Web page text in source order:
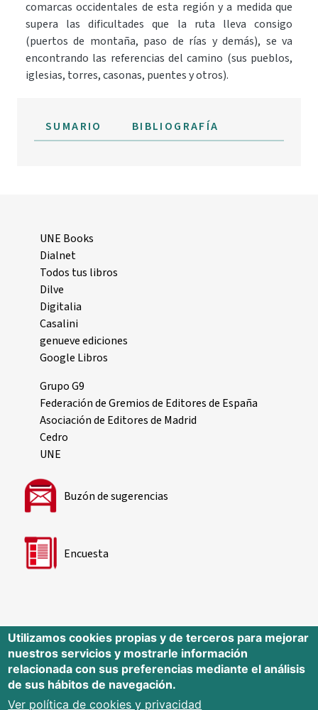
comarcas occidentales de esta región y a medida que
supera las dificultades que la ruta lleva consigo
(puertos de montaña, paso de rías y demás), se va
encontrando las referencias del camino (sus pueblos,
iglesias, torres, casonas, puentes y otros).
SUMARIO BIBLIOGRAFÍA
UNE Books
Dialnet
Todos tus libros
Dilve
Digitalia
Casalini
genueve ediciones
Google Libros
Grupo G9
Federación de Gremios de Editores de España
Asociación de Editores de Madrid
Cedro
UNE
Buzón de sugerencias
Encuesta
Editorial Universidad de Cantabria
Edificio Tres Torres, Torre C, planta –1
Avda. Los Castros s/n - 39005
Utilizamos cookies propias y de terceros para mejorar
nuestros servicios y mostrarle información
relacionada con sus preferencias mediante el análisis
de sus hábitos de navegación.
Ver política de cookies y privacidad